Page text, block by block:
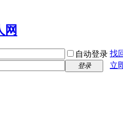
自动登录 找
登录
立